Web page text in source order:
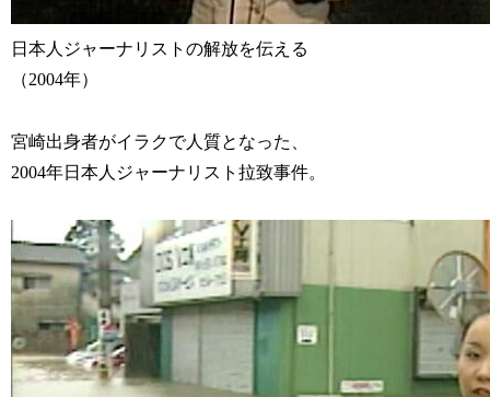
日本人ジャーナリストの解放を伝える
（2004年）
宮崎出身者がイラクで人質となった、
2004年日本人ジャーナリスト拉致事件。